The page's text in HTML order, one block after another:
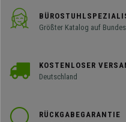
Größter Katalog auf
KOSTENLOSER
Deutschland
RÜCKGABEGARANTIE